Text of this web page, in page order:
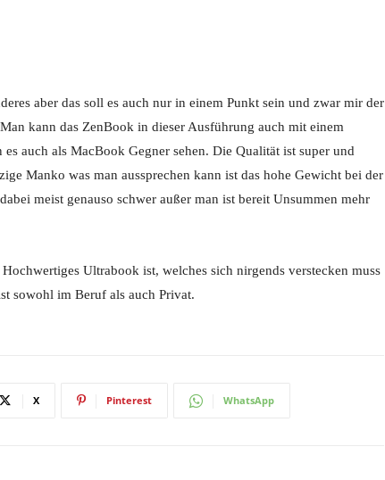
aber das soll es auch nur in einem Punkt sein und zwar mir der
kann das ZenBook in dieser Ausführung auch mit einem
auch als MacBook Gegner sehen. Die Qualität ist super und
Manko was man aussprechen kann ist das hohe Gewicht bei der
meist genauso schwer außer man ist bereit Unsummen mehr
Ultrabook ist, welches sich nirgends verstecken muss
sowohl im Beruf als auch Privat.
X Pinterest WhatsApp